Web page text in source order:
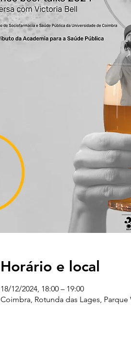
Horário e local
18/12/2024, 18:00 – 19:00
Coimbra, Rotunda das Lages,